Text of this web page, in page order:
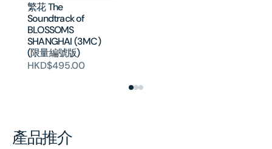
繁花 The
Soundtrack of
BLOSSOMS
SHANGHAI (3MC)
(限量編號版)
HKD$495.00
產品推介